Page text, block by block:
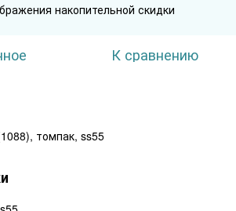
накопительной скидки
К сравнению
томпак, ss55